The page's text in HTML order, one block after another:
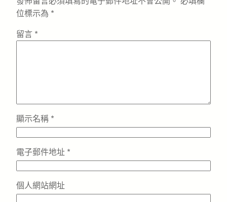
位標示為 *
留言 *
顯示名稱 *
電子郵件地址 *
個人網站網址